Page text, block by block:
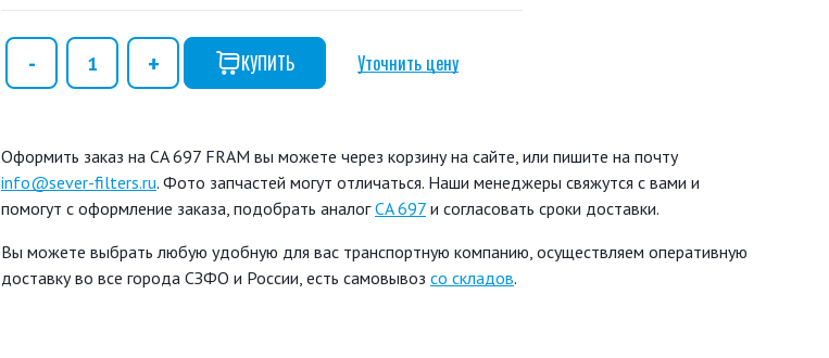
КУПИТЬ Уточнить цену
Оформить заказ на CA 697 FRAM вы можете через корзину на сайте, или пишите на почту
info@sever-filters.ru. Фото запчастей могут отличаться. Наши менеджеры свяжутся с вами и
помогут с оформление заказа, подобрать аналогCA 697 и согласовать сроки доставки.
Вы можете выбрать любую удобную для вас транспортную компанию, осуществляем оперативную
доставку во все города СЗФО и России, есть самовывоз со складов.